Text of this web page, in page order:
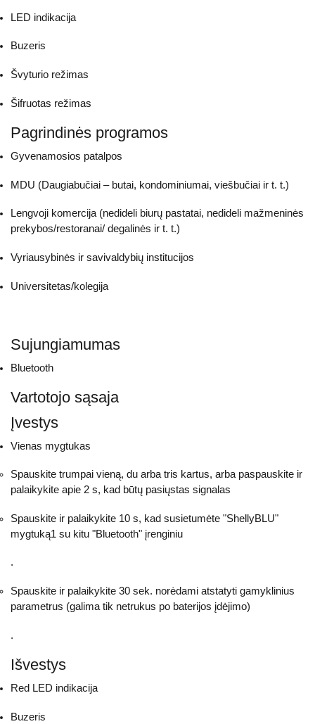
LED indikacija
Buzeris
Švyturio režimas
Šifruotas režimas
Pagrindinės programos
Gyvenamosios patalpos
MDU (Daugiabučiai – butai, kondominiumai, viešbučiai ir t. t.)
Lengvoji komercija (nedideli biurų pastatai, nedideli mažmeninės
prekybos/restoranai/ degalinės ir t. t.)
Vyriausybinės ir savivaldybių institucijos
Universitetas/kolegija
Sujungiamumas
Bluetooth
Vartotojo sąsaja
Įvestys
Vienas mygtukas
Spauskite trumpai vieną, du arba tris kartus, arba paspauskite ir
palaikykite apie 2 s, kad būtų pasiųstas signalas
Spauskite ir palaikykite 10 s, kad susietumėte "ShellyBLU"
mygtuką1 su kitu "Bluetooth" įrenginiu
.
Spauskite ir palaikykite 30 sek. norėdami atstatyti gamyklinius
parametrus (galima tik netrukus po baterijos įdėjimo)
.
Išvestys
Red LED indikacija
Buzeris